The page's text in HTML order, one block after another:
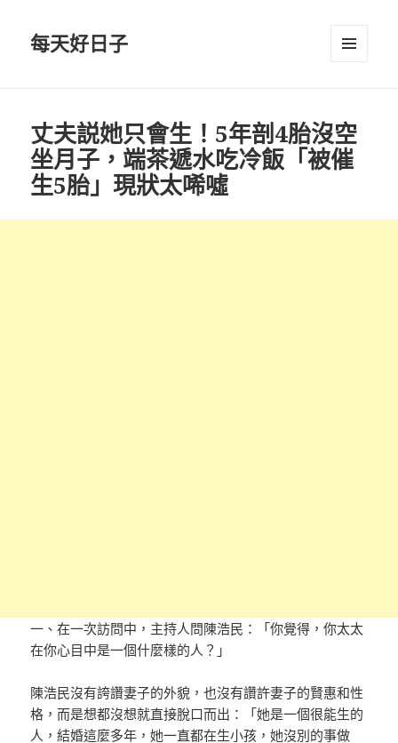
每天好日子
丈夫説她只會生！5年剖4胎沒空
坐月子，端茶遞水吃冷飯「被催
生5胎」現狀太唏噓
一、在一次訪問中，主持人問陳浩民：「你覺得，你太太
在你心目中是一個什麼樣的人？」
陳浩民沒有誇讚妻子的外貌，也沒有讚許妻子的賢惠和性
格，而是想都沒想就直接脫口而出：「她是一個很能生的
人，結婚這麼多年，她一直都在生小孩，她沒別的事做